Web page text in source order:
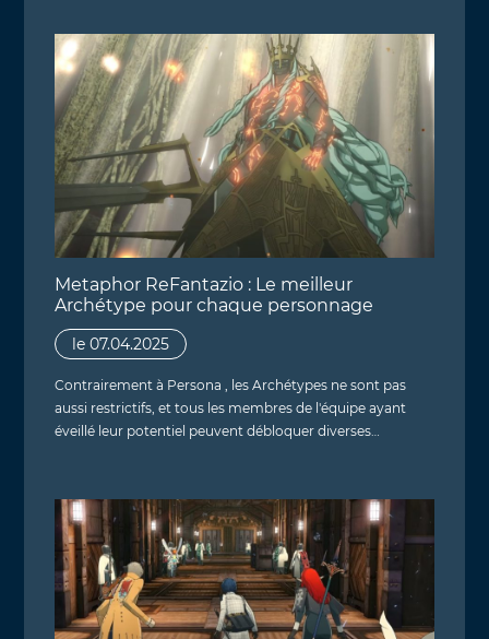
Metaphor ReFantazio : Le meilleur
Archétype pour chaque personnage
le 07.04.2025
Contrairement à Persona , les Archétypes ne sont pas
aussi restrictifs, et tous les membres de l'équipe ayant
éveillé leur potentiel peuvent débloquer diverses…